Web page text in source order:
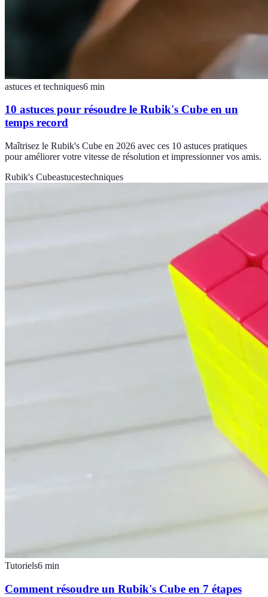
astuces et techniques6 min
10 astuces pour résoudre le Rubik's Cube en un
temps record
Maîtrisez le Rubik's Cube en 2026 avec ces 10 astuces pratiques
pour améliorer votre vitesse de résolution et impressionner vos amis.
Rubik's Cubeastucestechniques
Tutoriels6 min
Comment résoudre un Rubik's Cube en 7 étapes